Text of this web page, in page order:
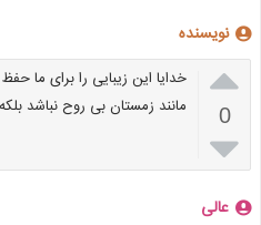
نویسنده

0

خدایا این زیبایی را برای ما
مانند زمستان بی روح نباشد
عالی